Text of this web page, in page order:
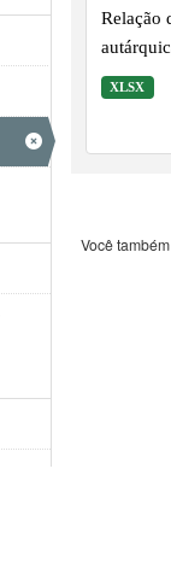
Relação
XLSX
Você